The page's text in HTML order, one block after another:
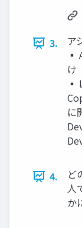
3.
ア
▪
け
▪
に
4.
ど
人
か